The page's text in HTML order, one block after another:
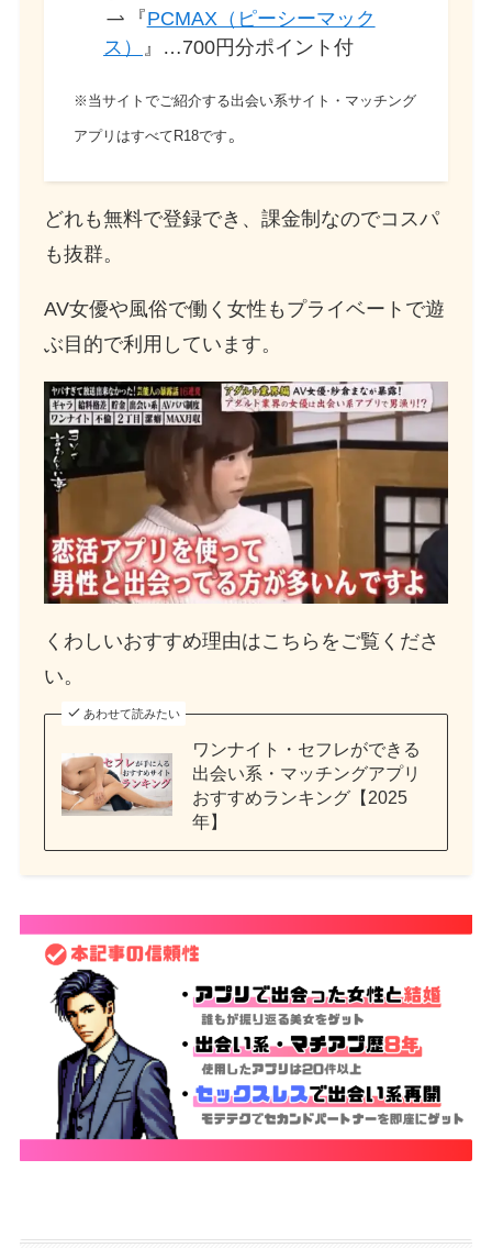
『PCMAX（ピーシーマック
ス） 』…700円分ポイント付
※当サイトでご紹介する出会い系サイト・マッチング
アプリはすべてR18です。
どれも無料で登録でき、課金制なのでコスパ
も抜群。
AV女優や風俗で働く女性もプライベートで遊
ぶ目的で利用しています。
くわしいおすすめ理由はこちらをご覧くださ
い。
あわせて読みたい
ワンナイト・セフレができる
出会い系・マッチングアプリ
おすすめランキング【2025
年】